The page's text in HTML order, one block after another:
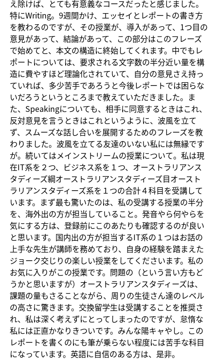
え除けば、とても有意義なコースだったと感じました。
特にWriting。9週間かけ、エッセイとレポートの書き方
を教わるのですが、その授業が、導入があって、1つ目の
意見があって、結論があって、この部分はこのフレーズ
で始めてと、本文の構造に終始してくれます。中でもレ
ポートについては、要求される文字数の半分近い量を構
造に費やすほど理論化されていて、自分の意見さえ持っ
ていれば、多少苦手であろうと今後レポートでは困らな
いだろうというところまで教えていただきました。ま
た、Speakingについても、相手に同意するときはこれ、
反対意見を言うときはこれというように、波風を立て
ず、スムーズな話し合いを展開するためのフレーズを教
わりました。波風を立てる友達のいない私には無縁です
が。続いてはメインストリームの授業について。私は現
在IT系を２つ、ビジネス系を１つ、オーストラリアンス
タディーズ綱オーストラリアンスタディーズ目オースト
ラリアンスタディーズ系を１つの合計４科目を受講して
います。まず最も驚いたのは、私の受講する授業の半分
を、海外出の方が担当していること。発音やら何やらを
気にする方は、登録前にこのあたりも確認するのが良い
と思います。国内出の方が担当するIT系の１つはお話の
上手な先生が講師を務めており、自身の経験を踏まえた
ジョーク交じりの楽しい授業をしてくださいます。私の
お気に入りがこの授業です。問題の（という言い方もど
うかと思いますが）オーストラリアンスタディーズは、
課題の量もさることながら、周りの生徒さん達のレベル
の高さに驚きます。交換留学生は受講することを推奨さ
れ、私は深く考えずにとってしまったのですが、怠惰な
私には正直かなりきついです。みんな陽キャやし。この
レポートを書くのにも筆が乗らない程度には苦手な科目
になっています。英語に自信のある方は、是非。